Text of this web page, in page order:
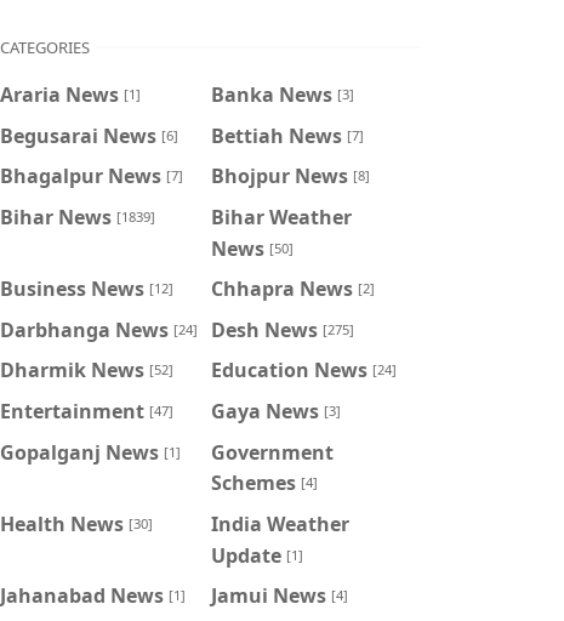
CATEGORIES
Araria News [1] Banka News [3]
Begusarai News [6] Bettiah News [7]
Bhagalpur News [7] Bhojpur News [8]
Bihar News [1839]
Bihar Weather
News [50]
Business News [12] Chhapra News [2]
Darbhanga News [24] Desh News [275]
Dharmik News [52] Education News [24]
Entertainment [47] Gaya News [3]
Gopalganj News [1]
Government
Schemes [4]
Health News [30]
India Weather
Update [1]
Jahanabad News [1] Jamui News [4]